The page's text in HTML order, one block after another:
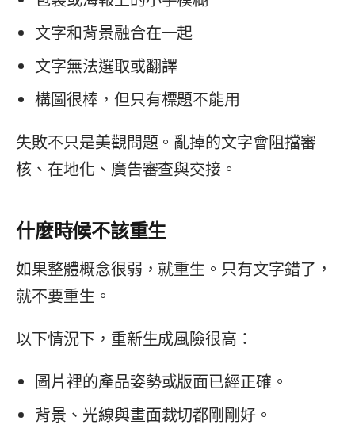
文字和背景融合在一起
文字無法選取或翻譯
構圖很棒，但只有標題不能用
失敗不只是美觀問題。亂掉的文字會阻擋審
核、在地化、廣告審查與交接。
什麼時候不該重生
如果整體概念很弱，就重生。只有文字錯了，
就不要重生。
以下情況下，重新生成風險很高：
圖片裡的產品姿勢或版面已經正確。
背景、光線與畫面裁切都剛剛好。